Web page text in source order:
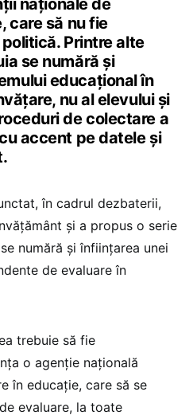
naționale de
care să nu fie
Printre alte
se numără și
educațional în
nu al elevului și
de colectare a
accent pe datele și
în cadrul dezbaterii,
și a propus o serie
numără și înființarea unei
de evaluare în
trebuie să fie
o agenție națională
în educație, care să se
evaluare, la toate